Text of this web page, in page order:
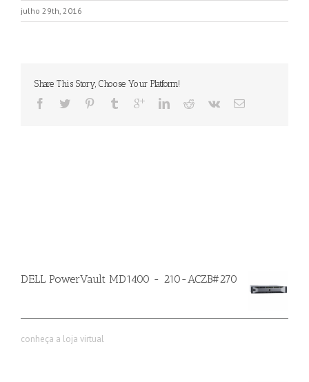
julho 29th, 2016
Share This Story, Choose Your Platform!
DELL PowerVault MD1400 - 210-ACZB#270
conheça a loja virtual